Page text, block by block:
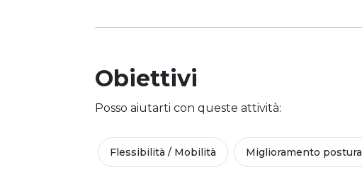
Obiettivi
Posso aiutarti con queste attività:
Flessibilità / Mobilità Miglioramento postura